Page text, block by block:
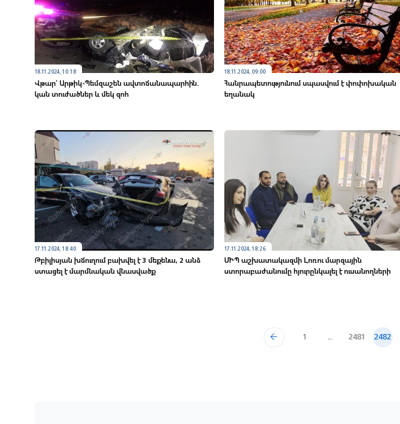
18.11.2024, 10:18
Վթար՝ Արթիկ-Պեմզաշեն ավտոճանապարհին.
կան տուժածներ և մեկ զոհ
18.11.2024, 09:00
Հանրապետությունում սպասվում է փոփոխական
եղանակ
17.11.2024, 18:40
Թբիլիսյան խճուղում բախվել է 3 մեքենա, 2 անձ
ստացել է մարմնական վնասվածք
17.11.2024, 18:26
ՄԻՊ աշխատակազմի Լոռու մարզային
ստորաբաժանումը հյուրընկալել է ուսանողների
1 ... 2481 2482